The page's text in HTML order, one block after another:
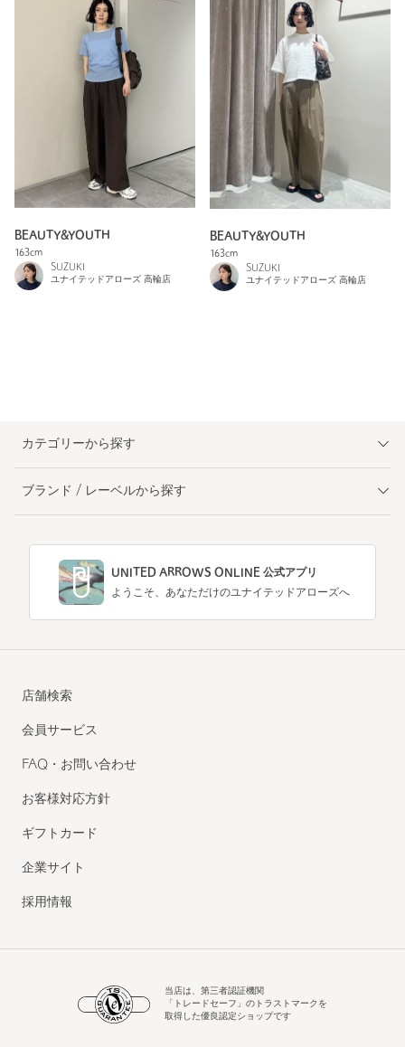
BEAUTY&YOUTH
163cm
SUZUKI
ユナイテッドアローズ 高輪店
BEAUTY&YOUTH
163cm
SUZUKI
ユナイテッドアローズ 高輪店
カテゴリーから探す
ブランド / レーベルから探す
UNITED ARROWS ONLINE 公式アプリ
ようこそ、あなただけのユナイテッドアローズへ
店舗検索
会員サービス
FAQ・お問い合わせ
お客様対応方針
ギフトカード
企業サイト
採用情報
当店は、第三者認証機関
「トレードセーフ」のトラストマークを
取得した優良認定ショップです